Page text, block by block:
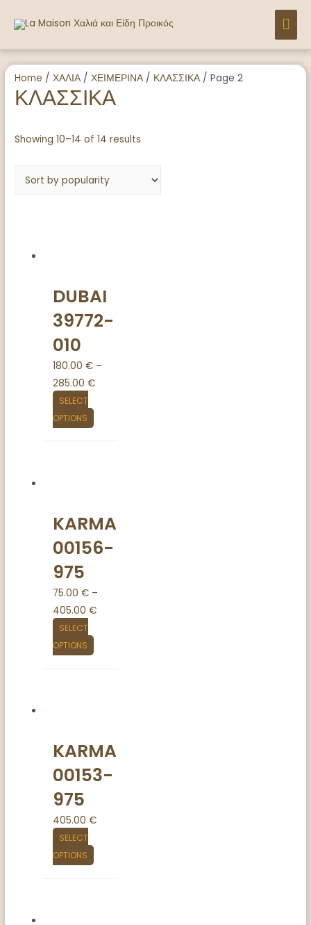
στο
Home /ΧΑΛΙΑ/ΧΕΙΜΕΡΙΝΑ/ ΚΛΑΣΣΙΚΑ/ Page 2
ΚΛΑΣΣΙΚΑ
Showing 10–14 of 14 results
DUBAI
39772-
010
180.00 €–
285.00 €
SELECT
OPTIONS
KARMA
00156-
975
75.00 €–
405.00 €
SELECT
OPTIONS
KARMA
00153-
975
405.00 €
SELECT
OPTIONS